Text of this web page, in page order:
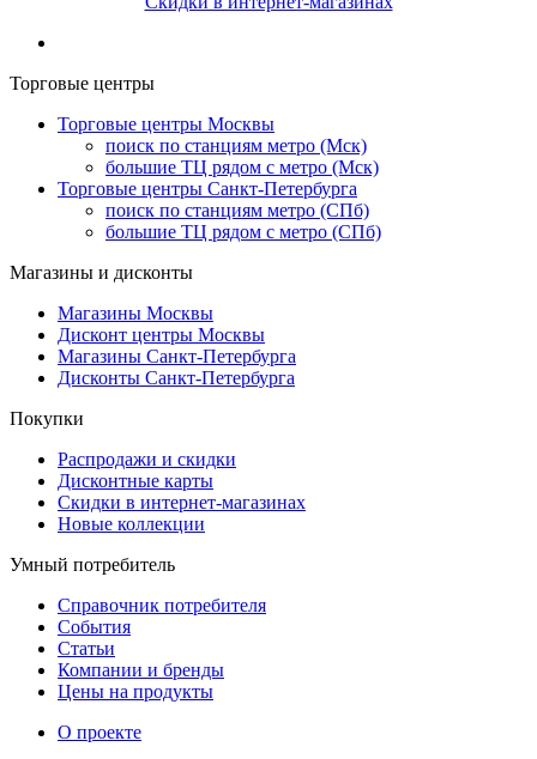
Торговые центры
Торговые центры Москвы
поиск по станциям метро (Мск)
большие ТЦ рядом с метро (Мск)
Торговые центры Санкт-Петербурга
поиск по станциям метро (СПб)
большие ТЦ рядом с метро (СПб)
Магазины и дисконты
Магазины Москвы
Дисконт центры Москвы
Магазины Санкт-Петербурга
Дисконты Санкт-Петербурга
Покупки
Распродажи и скидки
Дисконтные карты
Скидки в интернет-магазинах
Новые коллекции
Умный потребитель
Справочник потребителя
События
Статьи
Компании и бренды
Цены на продукты
О проекте